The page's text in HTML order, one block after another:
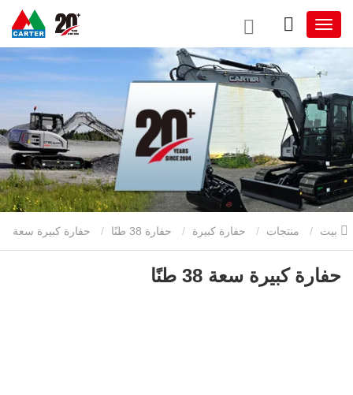
منتجات حفارة كبيرة حفارة 38 طنًا حفارة كبيرة سعة
حفارة كبيرة سعة 38 طنًا